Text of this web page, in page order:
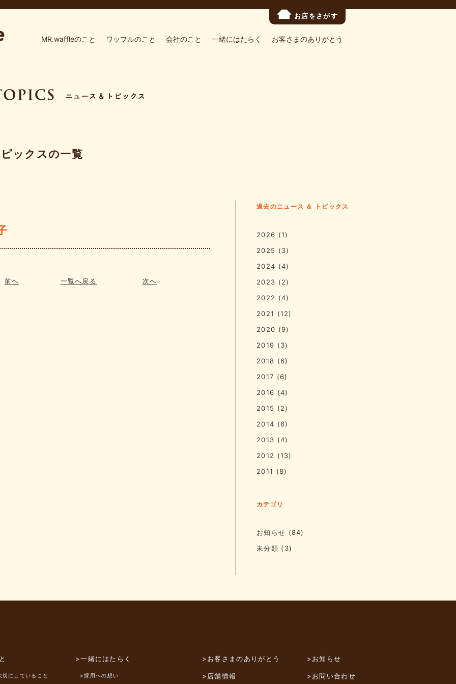
お店をさがす
MR.waffleのこと ワッフルのこと 会社のこと 一緒にはたらく お客さまのありがとう
ックスの一覧
前へ 一覧へ戻る 次へ
過去のニュース ＆ トピックス
2026 (1)
2025 (3)
2024 (4)
2023 (2)
2022 (4)
2021 (12)
2020 (9)
2019 (3)
2018 (6)
2017 (6)
2016 (4)
2015 (2)
2014 (6)
2013 (4)
2012 (13)
2011 (8)
カテゴリ
お知らせ (84)
未分類 (3)
にしていること
>一緒にはたらく
>採用への想い
>お客さまのありがとう
>店舗情報
>お知らせ
>お問い合わせ